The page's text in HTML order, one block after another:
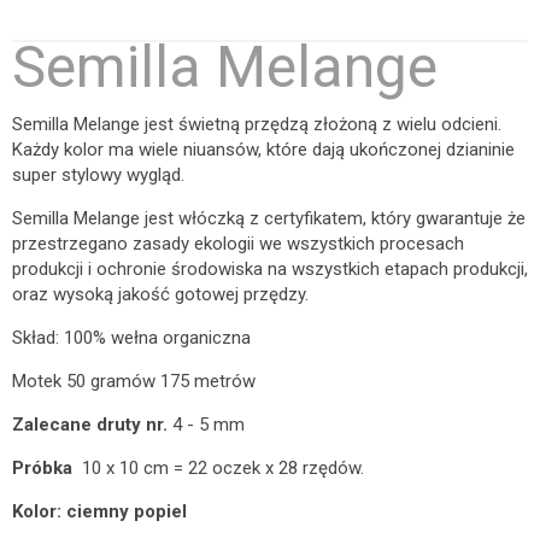
Semilla Melange
Semilla Melange jest świetną przędzą złożoną z wielu odcieni.
Każdy kolor ma wiele niuansów, które dają ukończonej dzianinie
super stylowy wygląd.
Semilla Melange jest włóczką z certyfikatem, który gwarantuje że
przestrzegano zasady ekologii we wszystkich procesach
produkcji i ochronie środowiska na wszystkich etapach produkcji,
oraz wysoką jakość gotowej przędzy.
Skład: 100% wełna organiczna
Motek 50 gramów 175 metrów
Zalecane druty nr. 4 - 5 mm
Próbka 10 x 10 cm = 22 oczek x 28 rzędów.
Kolor: ciemny popiel